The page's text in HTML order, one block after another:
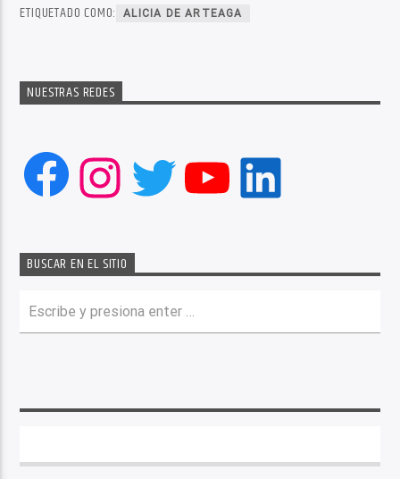
ETIQUETADO COMO: ALICIA DE ARTEAGA
NUESTRAS REDES
Facebook
Instagram
Twitter
YouTube
LinkedIn
BUSCAR EN EL SITIO